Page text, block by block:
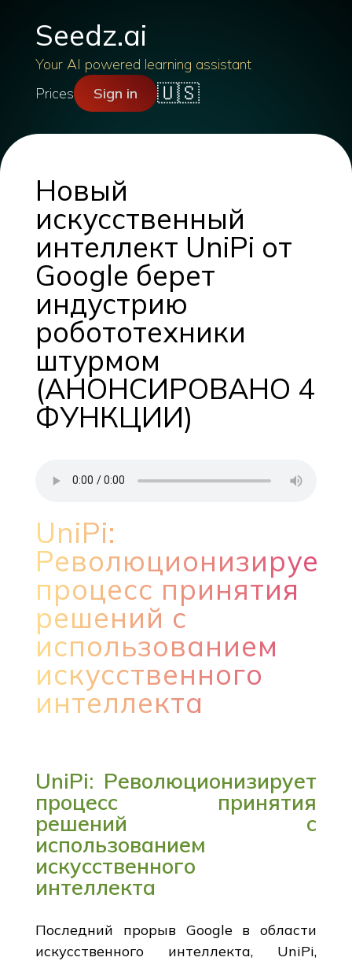
Seedz.ai
Your AI powered learning assistant
Prices
Sign in 🇺🇸
Новый
искусственный
интеллект UniPi от
Google берет
индустрию
робототехники
штурмом
(АНОНСИРОВАНО 4
ФУНКЦИИ)
UniPi:
Революционизирует
процесс принятия
решений с
использованием
искусственного
интеллекта
UniPi: Революционизирует
процесс принятия
решений с
использованием
искусственного
интеллекта
Последний прорыв Google в области
искусственного интеллекта, UniPi,